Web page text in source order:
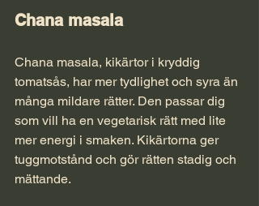
Chana masala
Chana masala, kikärtor i kryddig
tomatsås, har mer tydlighet och syra än
många mildare rätter. Den passar dig
som vill ha en vegetarisk rätt med lite
mer energi i smaken. Kikärtorna ger
tuggmotstånd och gör rätten stadig och
mättande.